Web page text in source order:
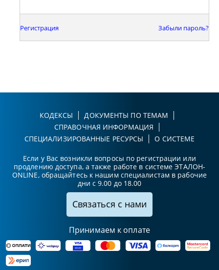
Регистрация Забыли пароль?
КОДЕКСЫ
ДОКУМЕНТЫ ПО ТЕМАМ
СПРАВОЧНАЯ ИНФОРМАЦИЯ
СПЕЦИАЛИЗИРОВАННЫЕ РЕСУРСЫ
О СИСТЕМЕ
Если у Вас возникли вопросы по регистрации или
продлению доступа, а также работе в системе ЭТАЛОН-
ONLINE, обращайтесь к нашим специалистам в рабочие
дни с 9.00 до 18.00
Связаться с нами
Принимаем к оплате